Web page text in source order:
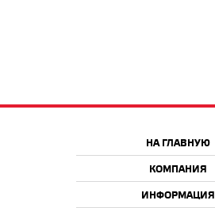
НА ГЛАВНУЮ
КОМПАНИЯ
ИНФОРМАЦИЯ